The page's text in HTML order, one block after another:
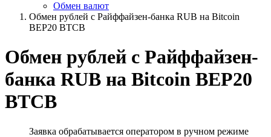
Обмен валют
Обмен рублей с Райффайзен-банка RUB на Bitcoin
BEP20 BTCB
Обмен рублей с Райффайзен-
банка RUB на Bitcoin BEP20
BTCB
Заявка обрабатывается оператором в ручном режиме